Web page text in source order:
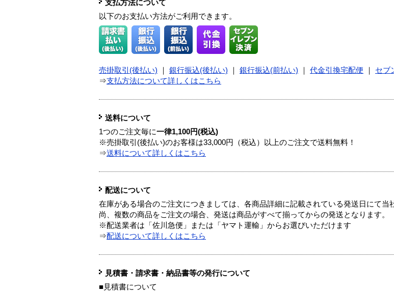
支払方法について
以下のお支払い方法がご利用できます。
売掛取引(後払い) 銀行振込(後払い) 銀行振込(前払い) 代金引換宅配便
セブ
⇒支払方法について詳しくはこちら
送料について
1つのご注文毎に一律1,100円(税込)
※売掛取引(後払い)のお客様は33,000円（税込）以上のご注文で送料無料！
⇒送料について詳しくはこちら
配送について
在庫がある場合のご注文につきましては、各商品詳細に記載されている発送日にて当
尚、複数の商品をご注文の場合、発送は商品がすべて揃ってからの発送となります。
※配送業者は「佐川急便」または「ヤマト運輸」からお選びいただけます
⇒配送について詳しくはこちら
見積書・請求書・納品書等の発行について
■見積書について